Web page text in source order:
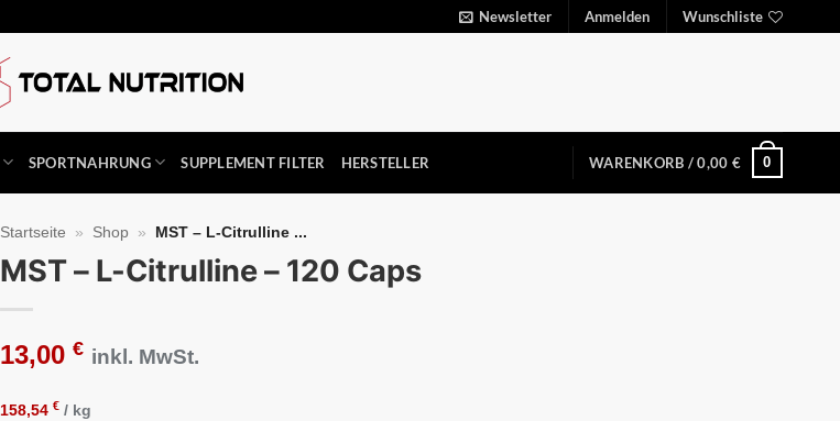
Newsletter Anmelden Wunschliste
SPORTNAHRUNG SUPPLEMENT FILTER HERSTELLER WARENKORB /0,00 € 0
Startseite » Shop » MST – L-Citrulline ...
MST – L-Citrulline – 120 Caps
13,00€ inkl. MwSt.
158,54€ / kg